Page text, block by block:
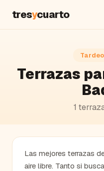
tresycuarto
Terrazas
1
Las mejores terrazas
aire libre. Tanto si